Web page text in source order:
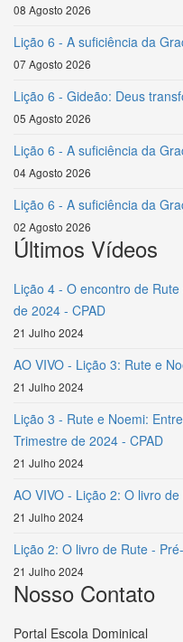
08 Agosto 2026
Lição 6 - A suficiência da
07 Agosto 2026
Lição 6 - Gideão: Deus
05 Agosto 2026
Lição 6 - A suficiência da
04 Agosto 2026
Lição 6 - A suficiência da
02 Agosto 2026
Últimos Vídeos
Lição 4 - O encontro de
de 2024 - CPAD
21 Julho 2024
AO VIVO - Lição 3: Rute e
21 Julho 2024
Lição 3 - Rute e Noemi:
Trimestre de 2024 - CPAD
21 Julho 2024
AO VIVO - Lição 2: O livro
21 Julho 2024
Lição 2: O livro de Rute -
21 Julho 2024
Nosso Contato
Portal Escola Dominical